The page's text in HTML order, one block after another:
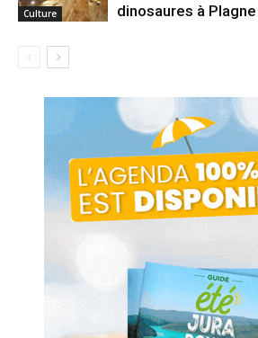
Culture dinosaures à Plagne